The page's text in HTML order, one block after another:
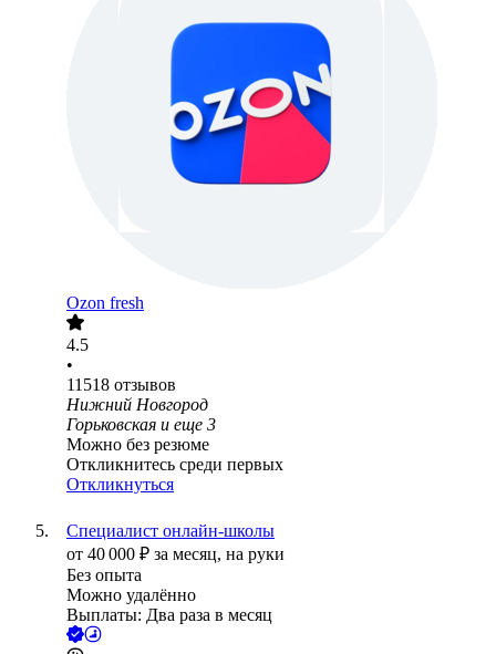
Ozon fresh
4.5
•
11518 отзывов
Нижний Новгород
Горьковская и еще 3
Можно без резюме
Откликнитесь среди первых
Откликнуться
Специалист онлайн-школы
от 40 000 ₽ за месяц, на руки
Без опыта
Можно удалённо
Выплаты: Два раза в месяц